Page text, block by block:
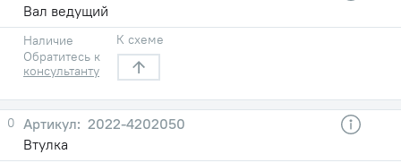
Вал ведущий
Наличие
Обратитесь к
консультанту
К схеме
0
2022-4202050
Втулка